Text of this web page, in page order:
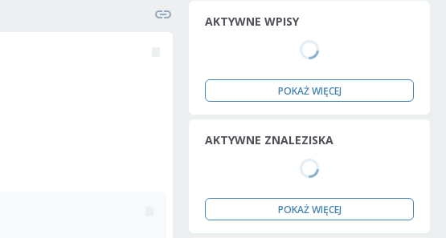
AKTYWNE WPISY
POKAŻ WIĘCEJ
AKTYWNE ZNALEZISKA
POKAŻ WIĘCEJ